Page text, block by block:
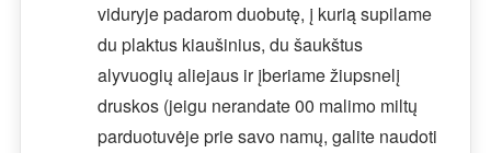
viduryje padarom duobutę, į kurią supilame
du plaktus kiaušinius, du šaukštus
alyvuogių aliejaus ir įberiame žiupsnelį
druskos (jeigu nerandate 00 malimo miltų
parduotuvėje prie savo namų, galite naudoti